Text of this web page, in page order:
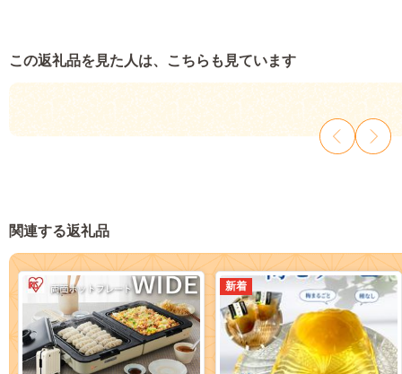
この返礼品を見た人は、こちらも見ています
関連する返礼品
新着